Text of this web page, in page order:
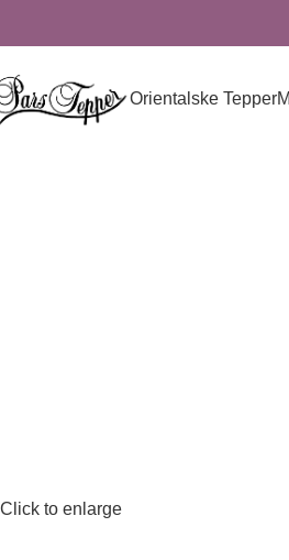
Orientalske Tepper
Click to enlarge